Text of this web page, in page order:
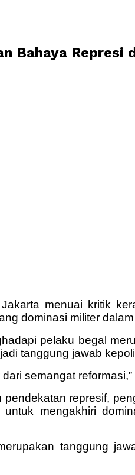
Bahaya Represi
menuai kritik
dominasi militer
pelaku begal
tanggung jawab
semangat
represif,
mengakhiri
tanggung